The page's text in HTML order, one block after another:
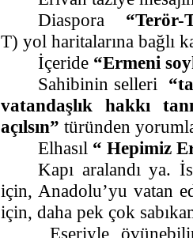
Diaspora
“Terör-
T) yol haritalarına bağlı
İçeride “Ermeni
Sahibinin selleri
vatandaşlık hakkı
açılsın” türünden
Elhasıl “ Hepimiz
Kapı aralandı ya.
için, Anadolu’yu vatan
için, daha pek çok
Eseriyle